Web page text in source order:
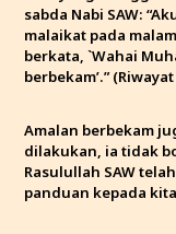
sabda Nabi SAW:
malaikat pada
berkata, `Wahai
berbekam’.”
Amalan berbekam
dilakukan, ia tidak
Rasulullah SAW
panduan kepada